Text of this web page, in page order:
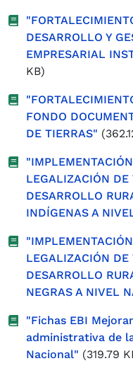
DESARROLLO Y
EMPRESARIAL
KB)
FONDO
DE TIERRAS"
LEGALIZACIÓN DE
DESARROLLO
INDÍGENAS A
LEGALIZACIÓN DE
DESARROLLO
NEGRAS A NIVEL
"Fichas EBI
administrativa de
Nacional" (319.79